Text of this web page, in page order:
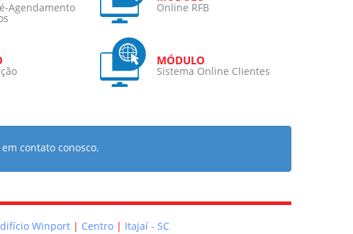
Agendamento Online RFB
Sistema Online Clientes
contato conosco.
Winport Centro
Itajaí - SC